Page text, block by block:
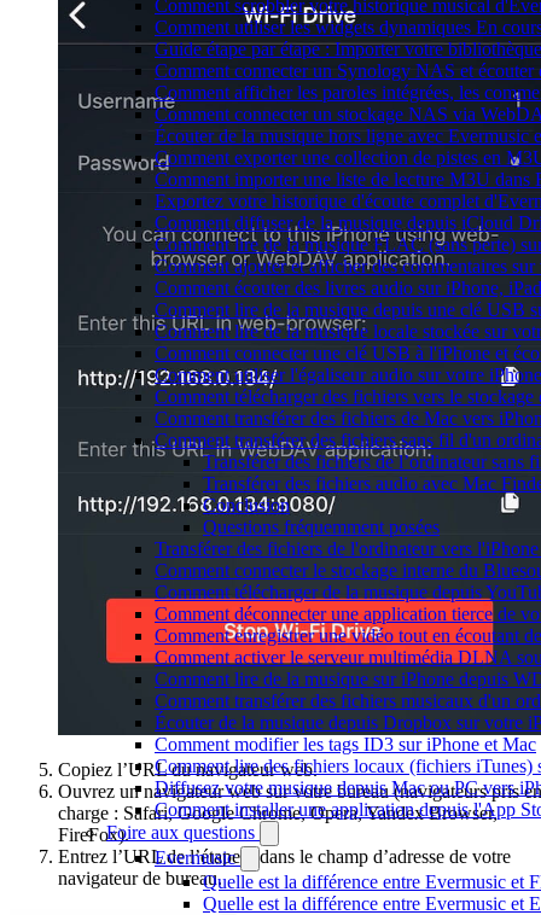
Comment scrobbler votre historique musical
Comment utiliser les widgets dynamiques En
Guide étape par étape : Importer votre
Comment connecter un Synology NAS et
Comment afficher les paroles intégrées, les
Comment connecter un stockage NAS via
Écouter de la musique hors ligne avec
Comment exporter une collection de pistes en
Comment importer une liste de lecture M3U dans
Exportez votre historique d'écoute complet
Comment diffuser de la musique depuis iCloud
Comment lire de la musique FLAC (sans perte)
Comment ajouter et afficher des commentaires
Comment écouter des livres audio sur iPhone,
Comment lire de la musique depuis une clé USB
Comment lire de la musique locale stockée sur
Comment connecter une clé USB à l'iPhone et
Comment utiliser l'égaliseur audio sur votre
Comment télécharger des fichiers vers le
Comment transférer des fichiers de Mac vers
Comment transférer des fichiers sans fil d'un
Transférer des fichiers de l’ordinateur sans
Transférer des fichiers audio avec Mac
Conclusion
Questions fréquemment posées
Transférer des fichiers de l'ordinateur vers
Comment connecter le stockage interne du
Comment télécharger de la musique depuis
Comment déconnecter une application tierce de
Comment enregistrer une vidéo tout en écoutant
Comment activer le serveur multimédia DLNA
Comment lire de la musique sur iPhone depuis
Comment transférer des fichiers musicaux d'un
Écouter de la musique depuis Dropbox sur votre
Comment modifier les tags ID3 sur iPhone et Mac
Comment lire des fichiers locaux (fichiers iTunes)
Diffusez votre musique depuis Mac ou PC vers
Comment installer une application depuis l'App
Foire aux questions
Evermusic
Quelle est la différence entre Evermusic et
Quelle est la différence entre Evermusic et
Copiez l’URL du navigateur web.
Ouvrez un navigateur web sur votre bureau (navigateurs pris en
charge : Safari, Google Chrome, Opera, Yandex Browser,
FireFox).
Entrez l’URL de l’étape 5 dans le champ d’adresse de votre
navigateur de bureau.